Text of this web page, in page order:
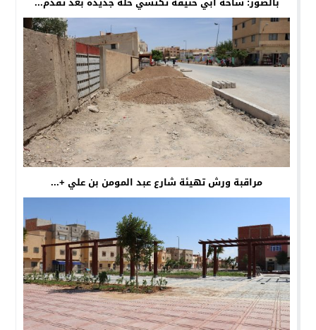
مراقبة ورش تهيئة شارع عبد المومن بن علي +...